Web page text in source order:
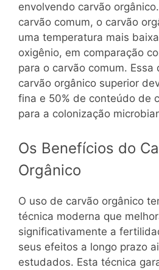
envolvendo carvão
carvão comum, o carvão
uma temperatura mais
oxigênio, em comparação
para o carvão comum.
carvão orgânico superior
fina e 50% de conteúdo de
para a colonização
Os Benefícios do
Orgânico
O uso de carvão orgânico
técnica moderna que
significativamente a
seus efeitos a longo prazo
estudados. Esta técnica